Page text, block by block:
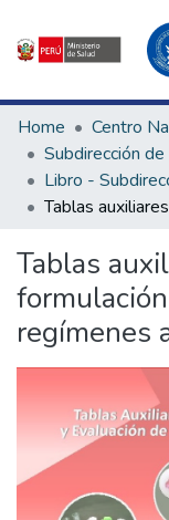
Communities &
All of DSpace
Statistics
Estadísticas
Enlaces de interés
Home
Tablas
regímenes